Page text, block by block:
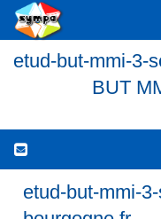
etud-but-mmi-3-
BUT
etud-but-mmi-